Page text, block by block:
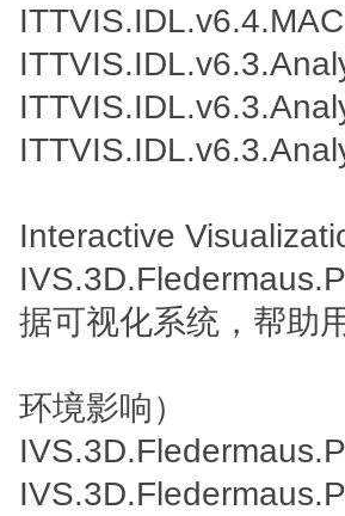
Interactive
据可视化系统，帮助
环境影响）